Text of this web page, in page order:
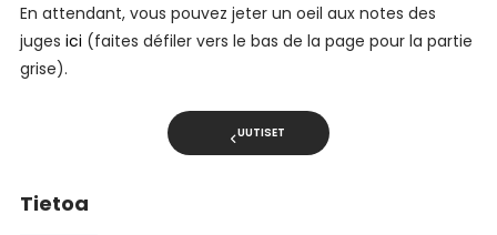
En attendant, vous pouvez jeter un oeil aux notes des
juges ici (faites défiler vers le bas de la page pour la partie
grise).
UUTISET
Tietoa